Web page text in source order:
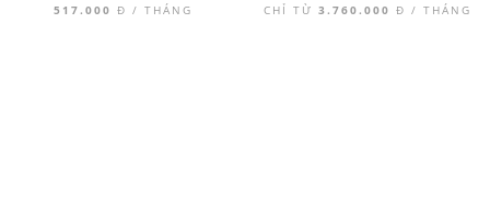
517.000 Đ / THÁNG
CHỈ TỪ 3.760.000 Đ / THÁNG